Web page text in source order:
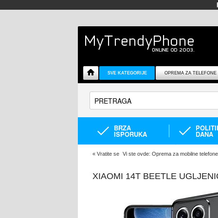
SVE KATEGORIJE OPREMA ZA TELEFONE
BRZA
ISPORUKA DANA
« Vratite se Vi ste ovde: Oprema za mobilne telefone
XIAOMI 14T BEETLE